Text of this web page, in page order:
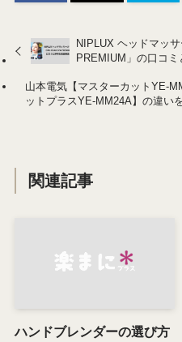
NIPLUX ヘッドマッ
PREMIUM」の口コミ
山本電気【マスターカットYE-
ットプラスYE-MM24A】の違い
関連記事
ハンドブレンダーの選び方